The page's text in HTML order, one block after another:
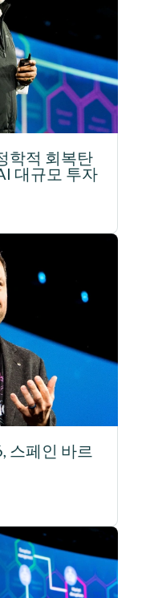
학적 회복탄
대규모 투자
스페인 바르